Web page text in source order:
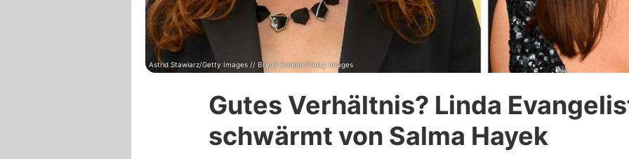
Redaktionelle Richtlinien
Impressum
Datenschutzerklärung
Nutzungsbedingungen
Utiq verwalten
Astrid Stawiarz/Getty Images // Bryan Bedder/Getty Images
Gutes Verhältnis? Linda
schwärmt von Salma Hayek